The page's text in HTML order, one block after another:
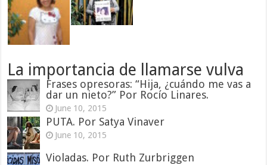
La importancia de llamarse vulva
Frases opresoras: “Hija, ¿cuándo me vas a
dar un nieto?” Por Rocío Linares.
June 10, 2015
PUTA. Por Satya Vinaver
June 10, 2015
Violadas. Por Ruth Zurbriggen